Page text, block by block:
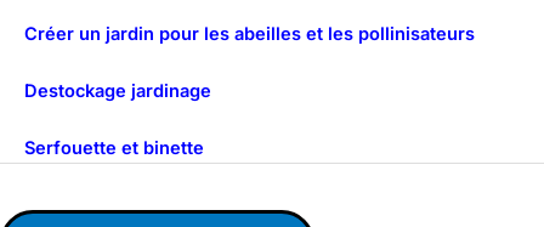
Créer un jardin pour les abeilles et les pollinisateurs
Destockage jardinage
Serfouette et binette